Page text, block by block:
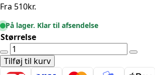
Fra 510kr.
På lager. Klar til afsendelse
Størrelse
Moderne
tæppe
-
Tilføj til kurv